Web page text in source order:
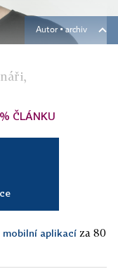
Autor ▪archiv
ČLÁNKU
mobilní aplikací za 80